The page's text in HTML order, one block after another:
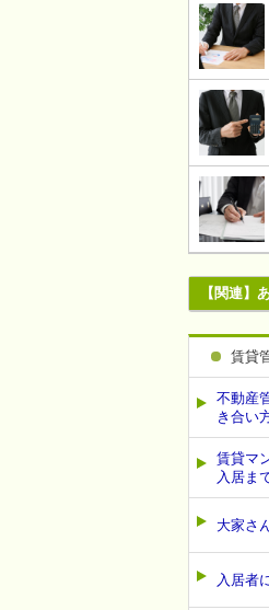
【関連】
賃貸
不動産
き合い
賃貸マ
入居ま
大家さ
入居者